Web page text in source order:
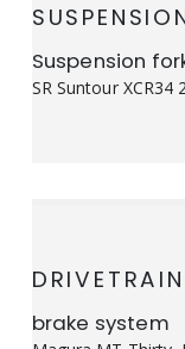
Suspension
SR Suntour
brake system